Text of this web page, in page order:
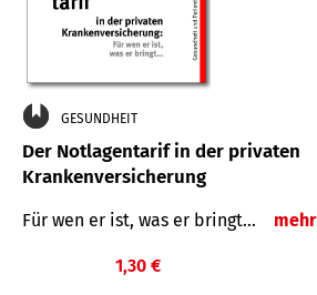
GESUNDHEIT
Der Notlagentarif in der privaten
Krankenversicherung
Für wen er ist, was er bringt… mehr
1,30 €